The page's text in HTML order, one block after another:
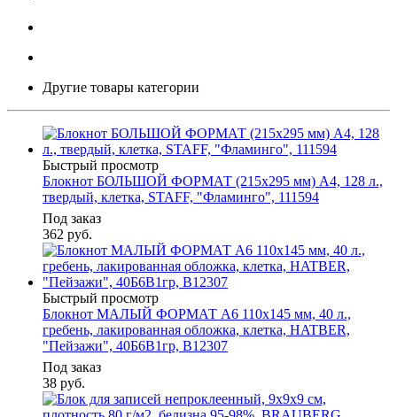
Другие товары категории
Быстрый просмотр
Блокнот БОЛЬШОЙ ФОРМАТ (215х295 мм) А4, 128 л.,
твердый, клетка, STAFF, "Фламинго", 111594
Под заказ
362 руб.
Быстрый просмотр
Блокнот МАЛЫЙ ФОРМАТ А6 110х145 мм, 40 л.,
гребень, лакированная обложка, клетка, HATBER,
"Пейзажи", 40Б6B1гр, В12307
Под заказ
38 руб.